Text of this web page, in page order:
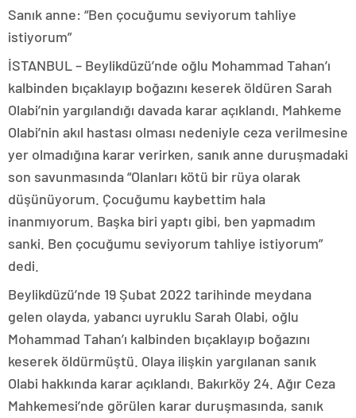
Sanık anne: “Ben çocuğumu seviyorum tahliye
istiyorum”
İSTANBUL – Beylikdüzü’nde oğlu Mohammad Tahan’ı
kalbinden bıçaklayıp boğazını keserek öldüren Sarah
Olabi’nin yargılandığı davada karar açıklandı. Mahkeme
Olabi’nin akıl hastası olması nedeniyle ceza verilmesine
yer olmadığına karar verirken, sanık anne duruşmadaki
son savunmasında “Olanları kötü bir rüya olarak
düşünüyorum. Çocuğumu kaybettim hala
inanmıyorum. Başka biri yaptı gibi, ben yapmadım
sanki. Ben çocuğumu seviyorum tahliye istiyorum”
dedi.
Beylikdüzü’nde 19 Şubat 2022 tarihinde meydana
gelen olayda, yabancı uyruklu Sarah Olabi, oğlu
Mohammad Tahan’ı kalbinden bıçaklayıp boğazını
keserek öldürmüştü. Olaya ilişkin yargılanan sanık
Olabi hakkında karar açıklandı. Bakırköy 24. Ağır Ceza
Mahkemesi’nde görülen karar duruşmasında, sanık